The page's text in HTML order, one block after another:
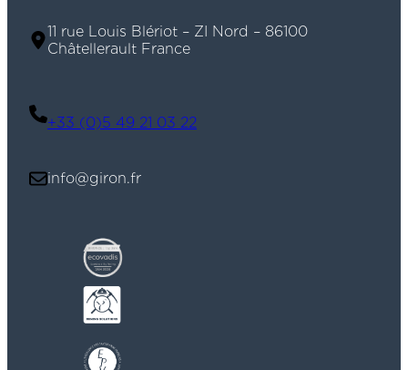
11 rue Louis Blériot – ZI Nord – 86100
Châtellerault France
+33 (0)5 49 21 03 22
info@giron.fr